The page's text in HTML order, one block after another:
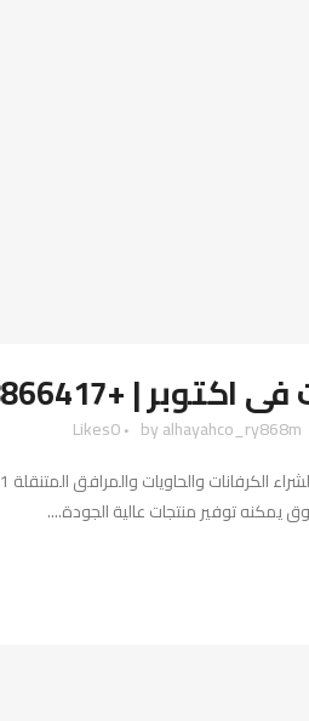
| +201128866417
byalhayahco_ry868m
0
Likes